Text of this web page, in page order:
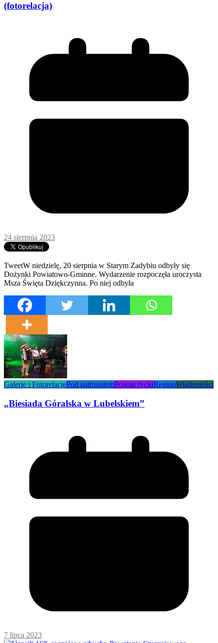
(fotorelacja)
24 sierpnia 2023
TweetW niedzielę, 20 sierpnia w Starym Zadybiu odbyły się
Dożynki Powiatowo-Gminne. Wydarzenie rozpoczęła uroczysta
Msza Święta Dziękczynna. Po niej odbyła
Galerie i FotorelacjePod patronatemPowiat ryckiRegionWiadomości
„Biesiada Góralska w Lubelskiem”
7 lipca 2023